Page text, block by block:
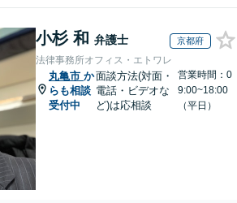
小杉 和 弁護士 京都府
法律事務所オフィス・エトワレ
丸亀市 か
らも相談
受付中
面談方法(対面・
電話・ビデオな
ど)は応相談
営業時間：0
9:00~18:00
（平日）